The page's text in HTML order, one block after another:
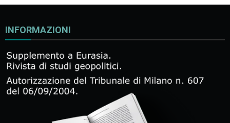
INFORMAZIONI